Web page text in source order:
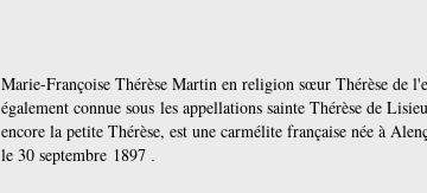
Marie-Françoise Thérèse Martin en religion sœur Thérèse de
également connue sous les appellations sainte Thérèse de
encore la petite Thérèse, est une carmélite française née à
le 30 septembre 1897